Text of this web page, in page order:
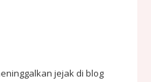
jejak di blog